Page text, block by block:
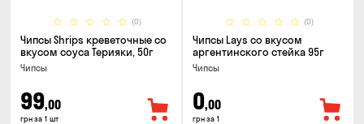
(0)
Чипсы Shrips креветочные со
вкусом соуса Терияки, 50г
Чипсы
99,00
грн за 1 шт
(0)
Чипсы Lays со вкусом
аргентинского стейка 95г
Чипсы
0,00
грн за 1